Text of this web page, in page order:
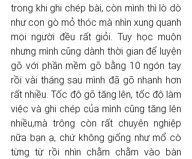
trong khi ghi chép bài, còn mình thì lò dò
như con gò mỏ thóc mà nhìn xung quanh
mọi người đều rất giỏi. Tuy học muộn
nhưng mình cũng dành thời gian để luyện
gõ với phần mềm gõ bằng 10 ngón tay
rồi vài tháng sau mình đã gõ nhanh hơn
rất nhiều. Tốc độ gõ tăng lên, tốc độ làm
việc và ghi chép của mình cũng tăng lên
nhiều,mà trông còn rất chuyên nghiệp
nữa bạn ạ, chứ không giống như mổ cò
từng từ rồi nhìn chằm chằm vào bàn